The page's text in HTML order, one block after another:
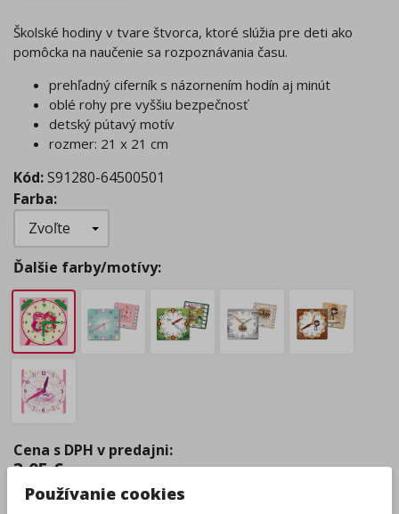
Školské hodiny v tvare štvorca, ktoré slúžia pre deti ako
pomôcka na naučenie sa rozpoznávania času.
prehľadný ciferník s názornením hodín aj minút
oblé rohy pre vyššiu bezpečnosť
detský pútavý motív
rozmer: 21 x 21 cm
Kód:S91280-64500501
Farba:
Ďalšie farby/motívy:
Cena s DPH v predajni:
3,05€
Cena v eshope:
Používanie cookies